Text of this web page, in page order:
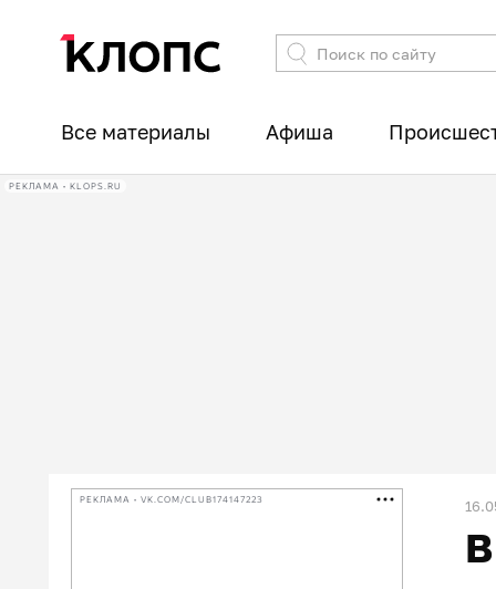
Все материалы Афиша
РЕКЛАМА • KLOPS.RU
РЕКЛАМА • VK.COM/CLUB174147223